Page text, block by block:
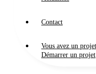
Contact
Vous avez un
Démarrer un projet